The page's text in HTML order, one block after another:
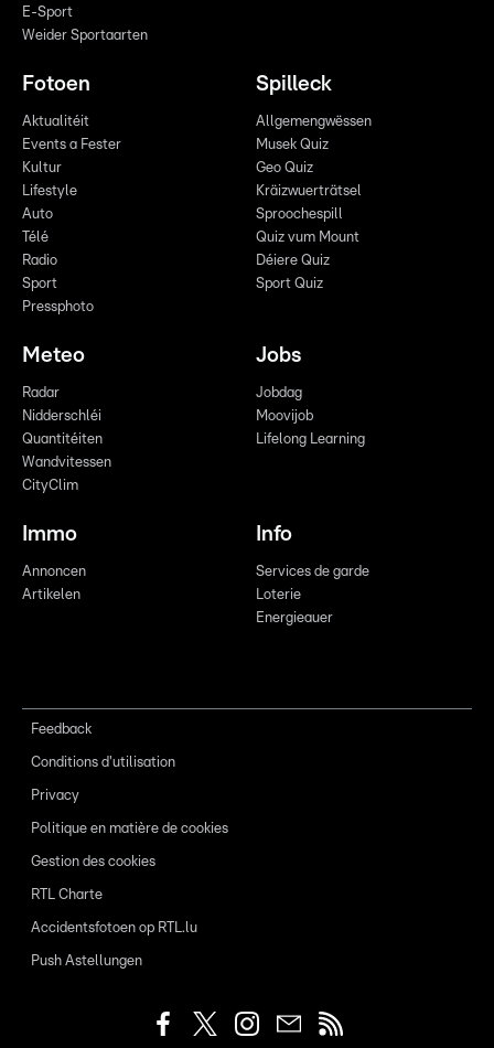
E-Sport
Weider Sportaarten
Fotoen
Aktualitéit
Events a Fester
Kultur
Lifestyle
Auto
Télé
Radio
Sport
Pressphoto
Spilleck
Allgemengwëssen
Musek Quiz
Geo Quiz
Kräizwuerträtsel
Sproochespill
Quiz vum Mount
Déiere Quiz
Sport Quiz
Meteo
Radar
Nidderschléi
Quantitéiten
Wandvitessen
CityClim
Jobs
Jobdag
Moovijob
Lifelong Learning
Immo
Annoncen
Artikelen
Info
Services de garde
Loterie
Energieauer
Feedback
Conditions d'utilisation
Privacy
Politique en matière de cookies
Gestion des cookies
RTL Charte
Accidentsfotoen op RTL.lu
Push Astellungen